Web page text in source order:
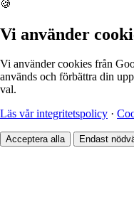
🍪
Vi använder
Vi använder cookies från
används och förbättra din
val.
Läs vår integritetspolicy ·
Acceptera alla Endast